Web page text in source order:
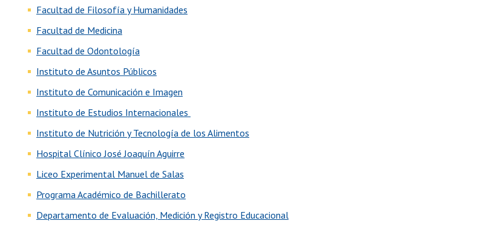
Facultad de Filosofía y Humanidades
Facultad de Medicina
Facultad de Odontología
Instituto de Asuntos Públicos
Instituto de Comunicación e Imagen
Instituto de Estudios Internacionales
Instituto de Nutrición y Tecnología de los Alimentos
Hospital Clínico José Joaquín Aguirre
Liceo Experimental Manuel de Salas
Programa Académico de Bachillerato
Departamento de Evaluación, Medición y Registro Educacional